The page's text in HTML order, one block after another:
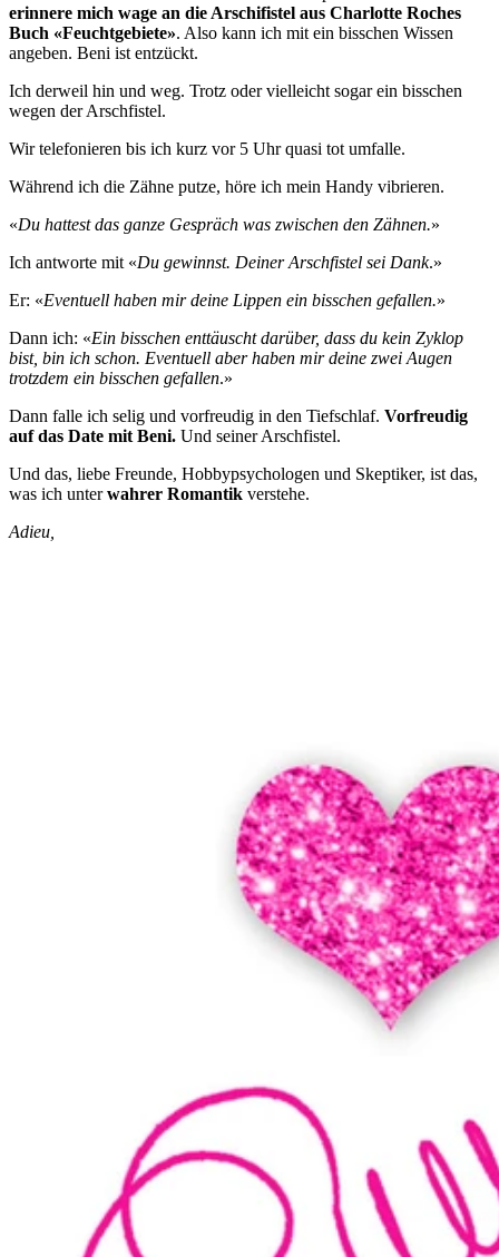
erinnere mich wage an die Arschifistel aus Charlotte Roches
Buch «Feuchtgebiete». Also kann ich mit ein bisschen Wissen
angeben. Beni ist entzückt.
Ich derweil hin und weg. Trotz oder vielleicht sogar ein bisschen
wegen der Arschfistel.
Wir telefonieren bis ich kurz vor 5 Uhr quasi tot umfalle.
Während ich die Zähne putze, höre ich mein Handy vibrieren.
«Du hattest das ganze Gespräch was zwischen den Zähnen.»
Ich antworte mit «Du gewinnst. Deiner Arschfistel sei Dank.»
Er: «Eventuell haben mir deine Lippen ein bisschen gefallen.»
Dann ich: «Ein bisschen enttäuscht darüber, dass du kein Zyklop
bist, bin ich schon. Eventuell aber haben mir deine zwei Augen
trotzdem ein bisschen gefallen.»
Dann falle ich selig und vorfreudig in den Tiefschlaf. Vorfreudig
auf das Date mit Beni. Und seiner Arschfistel.
Und das, liebe Freunde, Hobbypsychologen und Skeptiker, ist das,
was ich unterwahrer Romantik verstehe.
Adieu,